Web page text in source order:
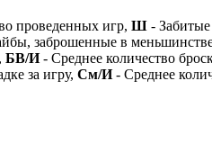
проведенных игр, Ш -
заброшенные в
БВ/И- Среднее количество
за игру, См/И- Среднее